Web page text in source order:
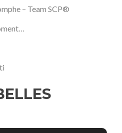
– Team SCP®